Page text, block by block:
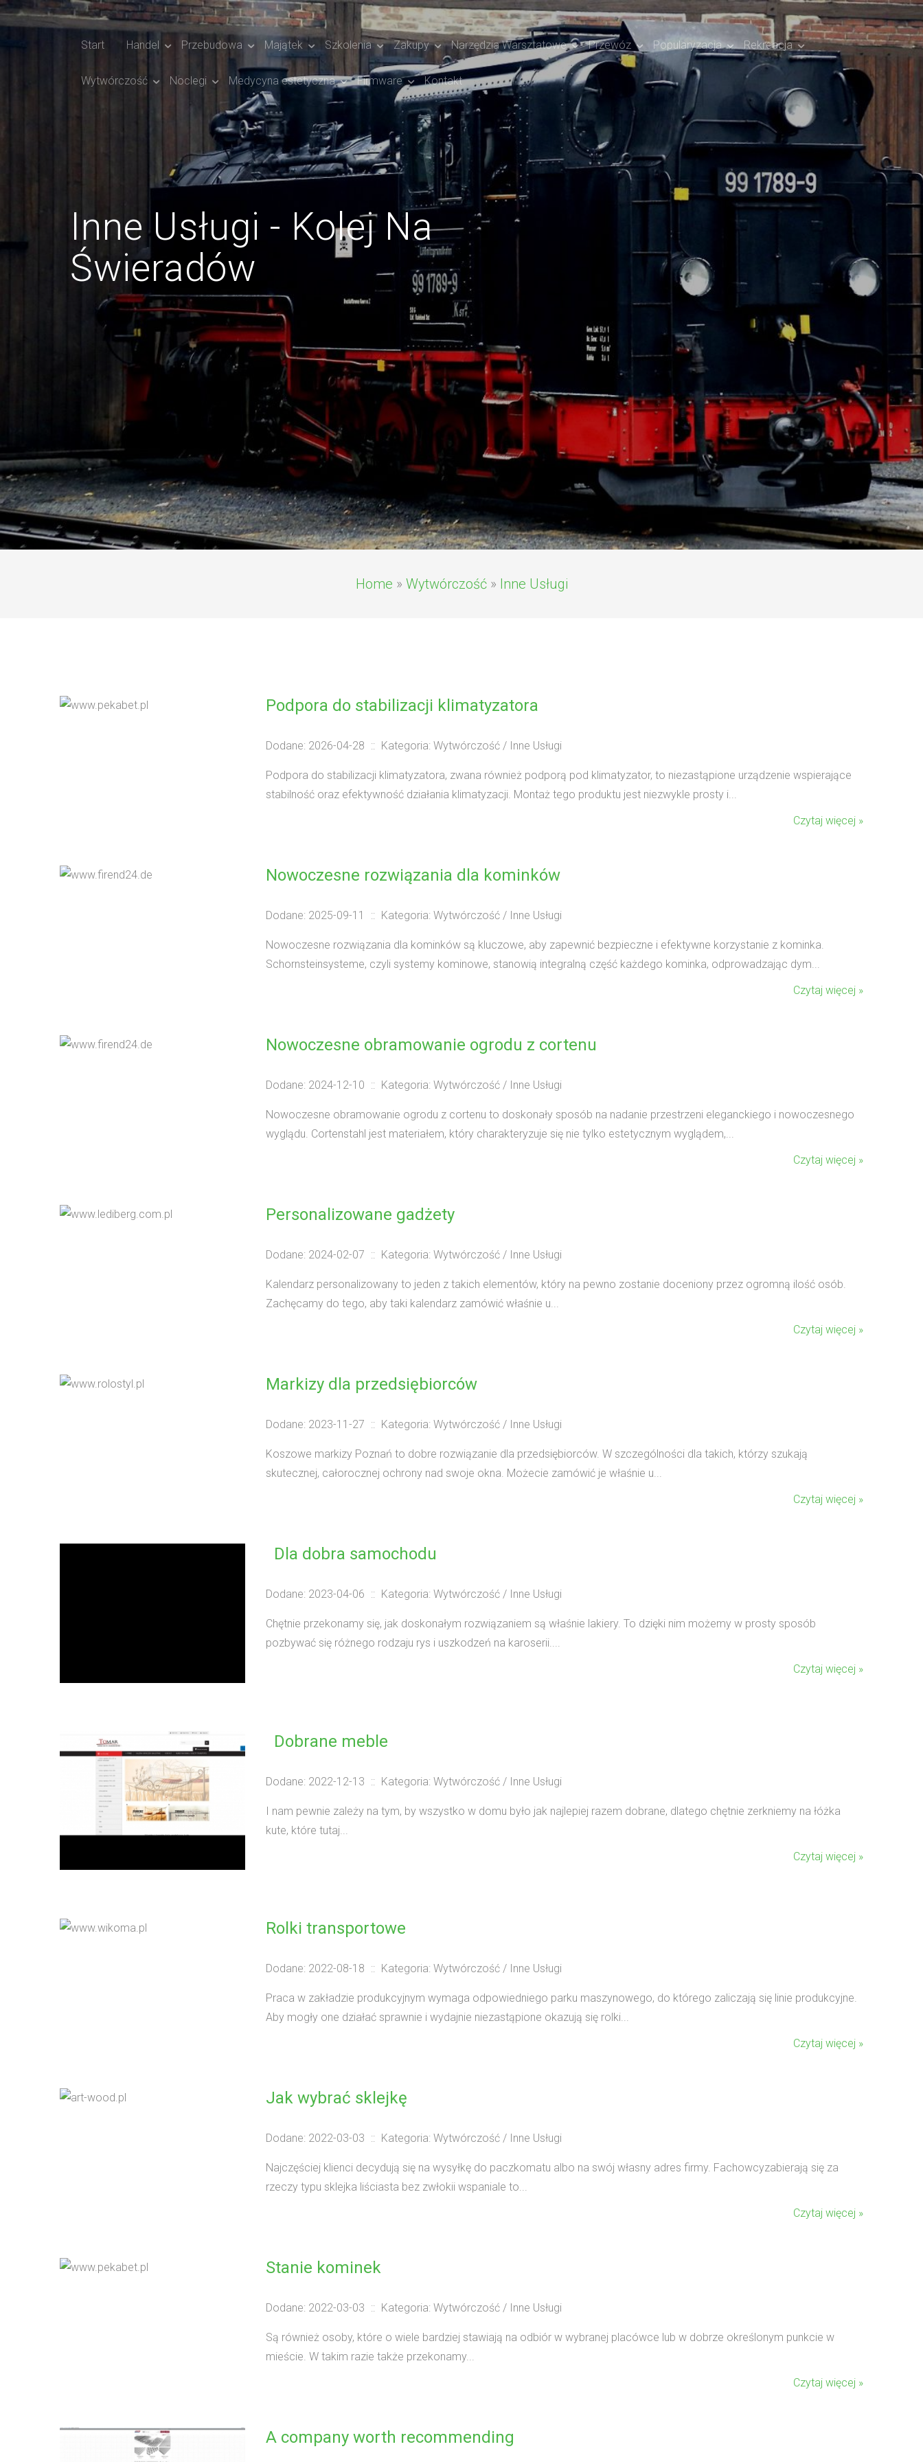
Start Handel Przebudowa Majątek Szkolenia Zakupy Narzędzia Warsztatowe Przewóz Popularyzacja Rekreacja
Wytwórczość Noclegi Medycyna estetyczna Firmware Kontakt
Inne Usługi - Kolej Na
Świeradów
Home » Wytwórczość» Inne Usługi
Podpora do stabilizacji klimatyzatora
Dodane: 2026-04-28 :: Kategoria: Wytwórczość / Inne Usługi
Podpora do stabilizacji klimatyzatora, zwana również podporą pod klimatyzator, to niezastąpione urządzenie wspierające
stabilność oraz efektywność działania klimatyzacji. Montaż tego produktu jest niezwykle prosty i...
Czytaj więcej »
Nowoczesne rozwiązania dla kominków
Dodane: 2025-09-11 :: Kategoria: Wytwórczość / Inne Usługi
Nowoczesne rozwiązania dla kominków są kluczowe, aby zapewnić bezpieczne i efektywne korzystanie z kominka.
Schornsteinsysteme, czyli systemy kominowe, stanowią integralną część każdego kominka, odprowadzając dym...
Czytaj więcej »
Nowoczesne obramowanie ogrodu z cortenu
Dodane: 2024-12-10 :: Kategoria: Wytwórczość / Inne Usługi
Nowoczesne obramowanie ogrodu z cortenu to doskonały sposób na nadanie przestrzeni eleganckiego i nowoczesnego
wyglądu. Cortenstahl jest materiałem, który charakteryzuje się nie tylko estetycznym wyglądem,...
Czytaj więcej »
Personalizowane gadżety
Dodane: 2024-02-07 :: Kategoria: Wytwórczość / Inne Usługi
Kalendarz personalizowany to jeden z takich elementów, który na pewno zostanie doceniony przez ogromną ilość osób.
Zachęcamy do tego, aby taki kalendarz zamówić właśnie u...
Czytaj więcej »
Markizy dla przedsiębiorców
Dodane: 2023-11-27 :: Kategoria: Wytwórczość / Inne Usługi
Koszowe markizy Poznań to dobre rozwiązanie dla przedsiębiorców. W szczególności dla takich, którzy szukają
skutecznej, całorocznej ochrony nad swoje okna. Możecie zamówić je właśnie u...
Czytaj więcej »
Dla dobra samochodu
Dodane: 2023-04-06 :: Kategoria: Wytwórczość / Inne Usługi
Chętnie przekonamy się, jak doskonałym rozwiązaniem są właśnie lakiery. To dzięki nim możemy w prosty sposób
pozbywać się różnego rodzaju rys i uszkodzeń na karoserii....
Czytaj więcej »
Dobrane meble
Dodane: 2022-12-13 :: Kategoria: Wytwórczość / Inne Usługi
I nam pewnie zależy na tym, by wszystko w domu było jak najlepiej razem dobrane, dlatego chętnie zerkniemy na łóżka
kute, które tutaj...
Czytaj więcej »
Rolki transportowe
Dodane: 2022-08-18 :: Kategoria: Wytwórczość / Inne Usługi
Praca w zakładzie produkcyjnym wymaga odpowiedniego parku maszynowego, do którego zaliczają się linie produkcyjne.
Aby mogły one działać sprawnie i wydajnie niezastąpione okazują się rolki...
Czytaj więcej »
Jak wybrać sklejkę
Dodane: 2022-03-03 :: Kategoria: Wytwórczość / Inne Usługi
Najczęściej klienci decydują się na wysyłkę do paczkomatu albo na swój własny adres firmy. Fachowcyzabierają się za
rzeczy typu sklejka liściasta bez zwłokii wspaniale to...
Czytaj więcej »
Stanie kominek
Dodane: 2022-03-03 :: Kategoria: Wytwórczość / Inne Usługi
Są również osoby, które o wiele bardziej stawiają na odbiór w wybranej placówce lub w dobrze określonym punkcie w
mieście. W takim razie także przekonamy...
Czytaj więcej »
A company worth recommending